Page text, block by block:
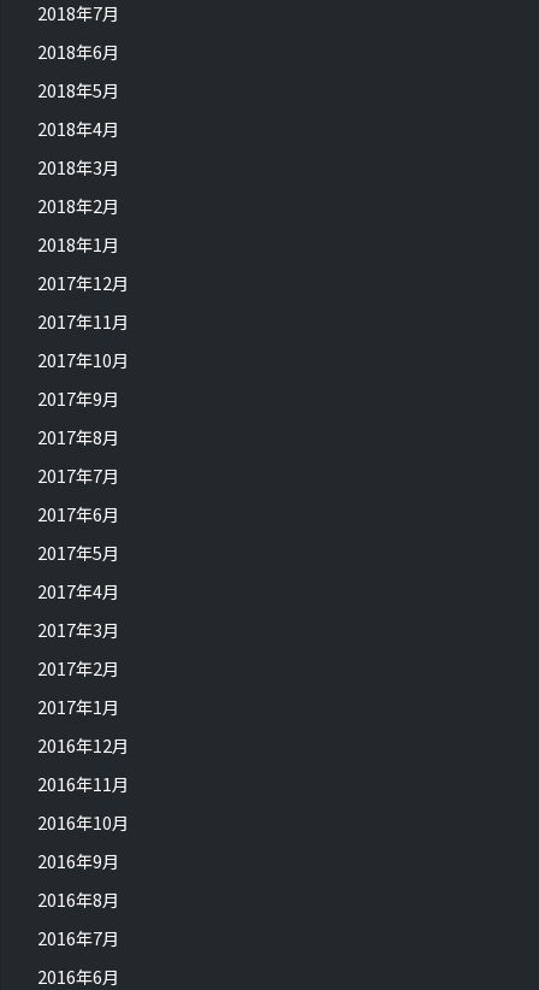
2018年7月
2018年6月
2018年5月
2018年4月
2018年3月
2018年2月
2018年1月
2017年12月
2017年11月
2017年10月
2017年9月
2017年8月
2017年7月
2017年6月
2017年5月
2017年4月
2017年3月
2017年2月
2017年1月
2016年12月
2016年11月
2016年10月
2016年9月
2016年8月
2016年7月
2016年6月